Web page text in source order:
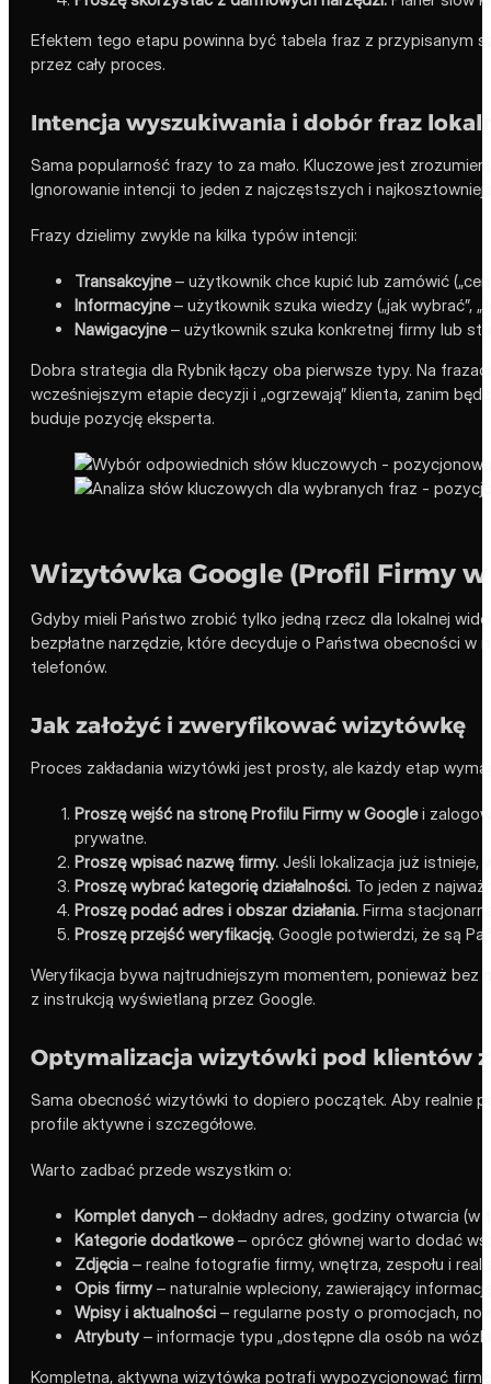
Efektem tego etapu powinna być tabela fraz z przypisanym
przez cały proces.
Intencja wyszukiwania i dobór fraz
Sama popularność frazy to za mało. Kluczowe jest
Ignorowanie intencji to jeden z najczęstszych i
Frazy dzielimy zwykle na kilka typów intencji:
Transakcyjne– użytkownik chce kupić lub zamówić
Informacyjne– użytkownik szuka wiedzy („jak wybrać”,
Nawigacyjne– użytkownik szuka konkretnej firmy lub
Dobra strategia dla Rybnik łączy oba pierwsze typy. Na
wcześniejszym etapie decyzji i „ogrzewają” klienta, zanim
buduje pozycję eksperta.
Wizytówka Google (Profil Firmy
Gdyby mieli Państwo zrobić tylko jedną rzecz dla lokalnej
bezpłatne narzędzie, które decyduje o Państwa obecności w
telefonów.
Jak założyć i zweryfikować wizytówkę
Proces zakładania wizytówki jest prosty, ale każdy etap
Proszę wejść na stronę Profilu Firmy w Googlei
prywatne.
Proszę wpisać nazwę firmy. Jeśli lokalizacja już istnieje,
Proszę wybrać kategorię działalności. To jeden z
Proszę podać adres i obszar działania. Firma
Proszę przejść weryfikację. Google potwierdzi, że są
Weryfikacja bywa najtrudniejszym momentem, ponieważ bez
z instrukcją wyświetlaną przez Google.
Optymalizacja wizytówki pod klientów
Sama obecność wizytówki to dopiero początek. Aby realnie
profile aktywne i szczegółowe.
Warto zadbać przede wszystkim o:
Komplet danych – dokładny adres, godziny otwarcia
Kategorie dodatkowe– oprócz głównej warto dodać
Zdjęcia – realne fotografie firmy, wnętrza, zespołu i
Opis firmy – naturalnie wpleciony, zawierający
Wpisy i aktualności – regularne posty o promocjach,
Atrybuty – informacje typu „dostępne dla osób na
Kompletna, aktywna wizytówka potrafi wypozycjonować